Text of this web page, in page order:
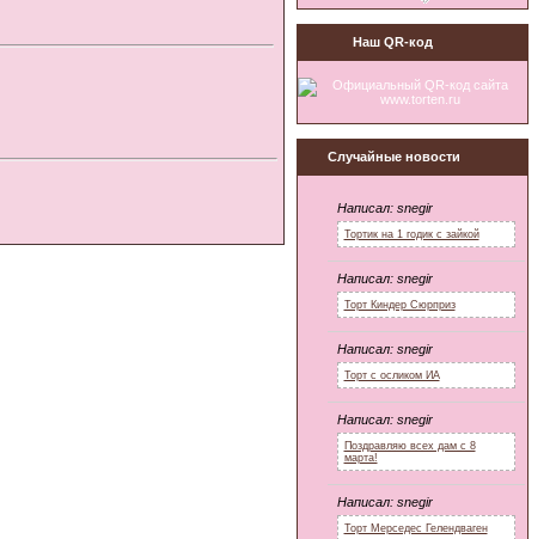
Наш QR-код
Случайные новости
Написал: snegir
Тортик на 1 годик с зайкой
Написал: snegir
Торт Киндер Сюрприз
Написал: snegir
Торт с осликом ИА
Написал: snegir
Поздравляю всех дам с 8
марта!
Написал: snegir
Торт Мерседес Гелендваген